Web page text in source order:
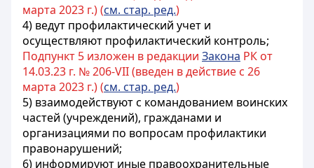
марта 2023 г.) (см. стар. ред.)
4) ведут профилактический учет и
осуществляют профилактический контроль;
Подпункт 5 изложен в редакции Закона РК от
14.03.23 г. № 206-VII (введен в действие с 26
марта 2023 г.) (см. стар. ред.)
5) взаимодействуют с командованием воинских
частей (учреждений), гражданами и
организациями по вопросам профилактики
правонарушений;
6) информируют иные правоохранительные